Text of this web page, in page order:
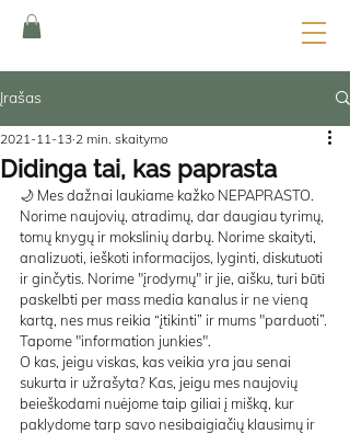
Įrašas
Didinga tai, kas paprasta
2021-11-13 2 min. skaitymo
🌙 Mes dažnai laukiame kažko NEPAPRASTO.
Norime naujovių, atradimų, dar daugiau tyrimų,
tomų knygų ir mokslinių darbų. Norime skaityti,
analizuoti, ieškoti informacijos, lyginti, diskutuoti
ir ginčytis. Norime "įrodymų" ir jie, aišku, turi būti
paskelbti per mass media kanalus ir ne vieną
kartą, nes mus reikia “įtikinti” ir mums "parduoti”.
Tapome "information junkies".
O kas, jeigu viskas, kas veikia yra jau senai
sukurta ir užrašyta? Kas, jeigu mes naujovių
beieškodami nuėjome taip giliai į mišką, kur
paklydome tarp savo nesibaigiačių klausimų ir